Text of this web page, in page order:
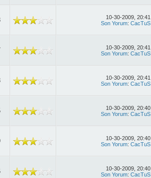
10-30-2009, 20:41
Son Yorum: CacTuS
10-30-2009, 20:41
Son Yorum: CacTuS
10-30-2009, 20:41
Son Yorum: CacTuS
10-30-2009, 20:40
Son Yorum: CacTuS
10-30-2009, 20:40
Son Yorum: CacTuS
10-30-2009, 20:40
Son Yorum: CacTuS